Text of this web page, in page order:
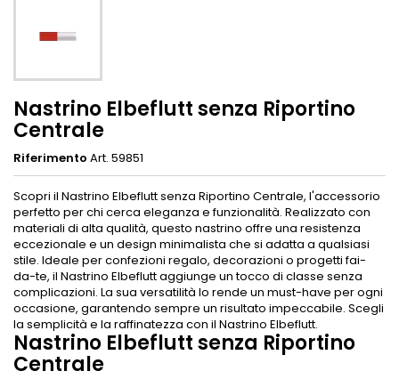
Nastrino Elbeflutt senza Riportino
Centrale
Riferimento Art. 59851
Scopri il Nastrino Elbeflutt senza Riportino Centrale, l'accessorio
perfetto per chi cerca eleganza e funzionalità. Realizzato con
materiali di alta qualità, questo nastrino offre una resistenza
eccezionale e un design minimalista che si adatta a qualsiasi
stile. Ideale per confezioni regalo, decorazioni o progetti fai-
da-te, il Nastrino Elbeflutt aggiunge un tocco di classe senza
complicazioni. La sua versatilità lo rende un must-have per ogni
occasione, garantendo sempre un risultato impeccabile. Scegli
la semplicità e la raffinatezza con il Nastrino Elbeflutt.
Nastrino Elbeflutt senza Riportino
Centrale